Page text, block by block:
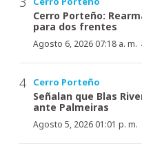
Cerro Porteño:
para dos frentes
Agosto 6, 2026 07:18 a. m. ·
Cerro Porteño
Señalan que Blas
ante Palmeiras
Agosto 5, 2026 01:01 p. m.